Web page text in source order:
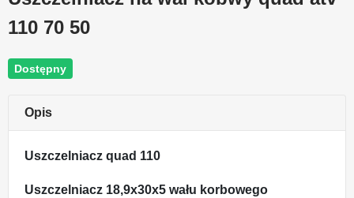
110 70 50
Dostępny
Opis
Uszczelniacz quad 110
Uszczelniacz 18,9x30x5 wału korbowego